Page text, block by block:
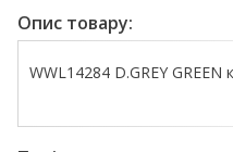
Опис товару:
WWL14284 D.GREY GREEN